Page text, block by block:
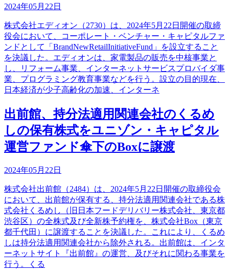
2024年05月22日
株式会社エディオン（2730）は、2024年5月22日開催の取締
役会において、コーポレート・ベンチャー・キャピタルファ
ンドとして「BrandNewRetailInitiativeFund」を設立すること
を決議した。エディオンは、家電製品の販売を中核事業と
し、リフォーム事業、インターネットサービスプロバイダ事
業、プログラミング教育事業などを行う。設立の目的現在、
日本経済が少子高齢化の加速、インターネ
出前館、持分法適用関連会社のくるめ
しの保有株式をユニゾン・キャピタル
運営ファンド傘下のBoxに譲渡
2024年05月22日
株式会社出前館（2484）は、2024年5月22日開催の取締役会
において、出前館が保有する、持分法適用関連会社である株
式会社くるめし（旧日本フードデリバリー株式会社、東京都
渋谷区）の全株式及び全新株予約権を、株式会社Box（東京
都千代田）に譲渡することを決議した。これにより、くるめ
しは持分法適用関連会社から除外される。出前館は、インタ
ーネットサイト『出前館』の運営、及びそれに関わる事業を
行う。くる